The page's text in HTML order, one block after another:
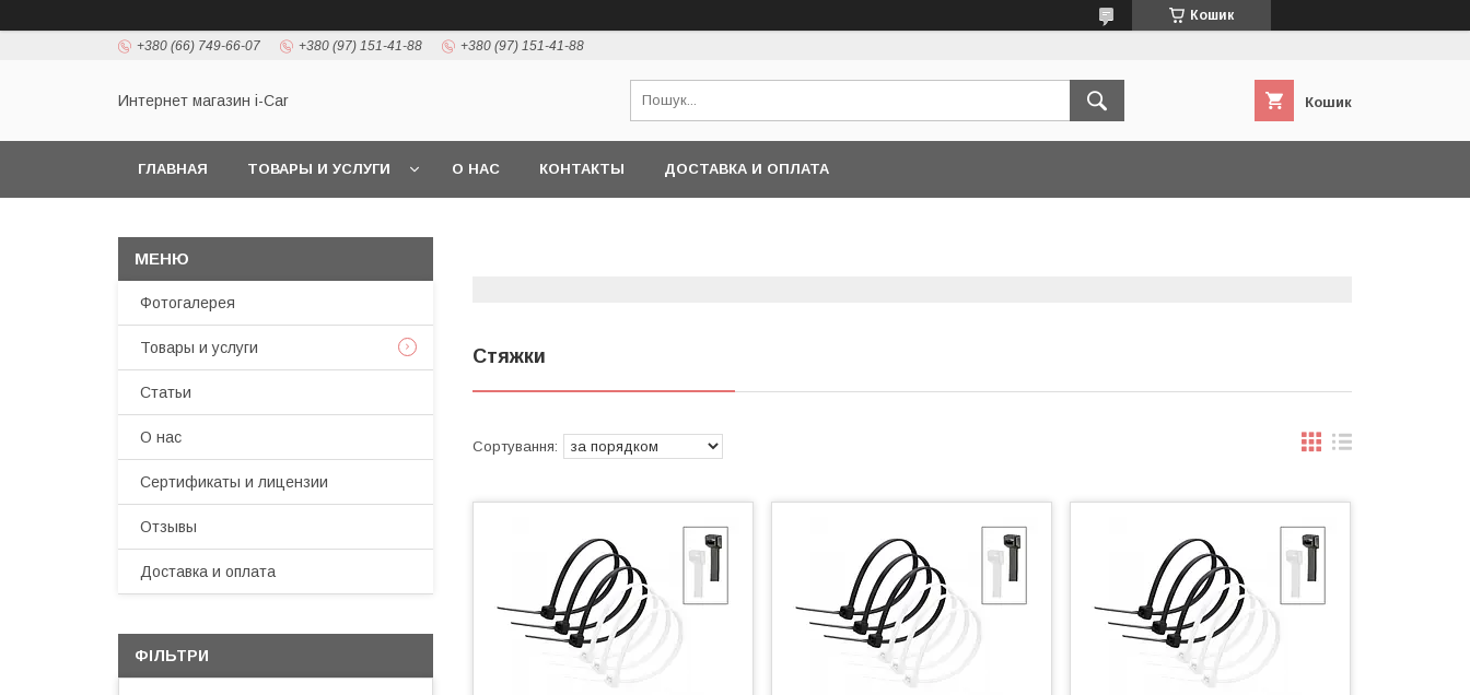
Кошик
+380 (66) 749-66-07 +380 (97) 151-41-88 +380 (97) 151-41-88
Интернет магазин i-Car Кошик
ГЛАВНАЯ ТОВАРЫ И УСЛУГИ О НАС КОНТАКТЫ ДОСТАВКА И ОПЛАТА
Стяжки
Фотогалерея
Товары и услуги
Статьи
О нас
Сертификаты и лицензии
Отзывы
Доставка и оплата
ФІЛЬТРИ